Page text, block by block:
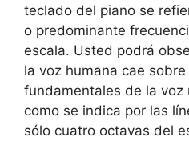
teclado del piano se
o predominante
escala. Usted podrá
la voz humana cae
fundamentales de la voz
como se indica por las
sólo cuatro octavas del